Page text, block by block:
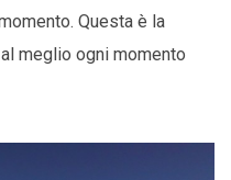
Questa è la
meglio ogni momento